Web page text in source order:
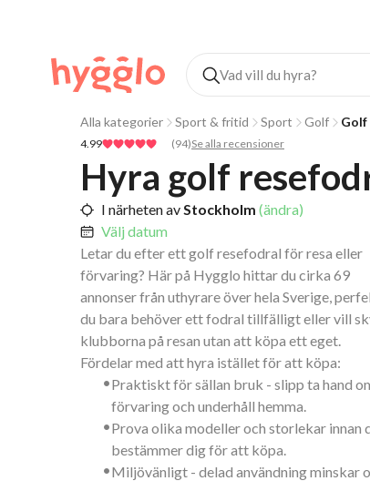
Alla kategorier Sport & fritid Sport Golf
4.99 (94)Se alla recensioner
Hyra golf
I närheten avStockholm (ändra)
Välj datum
Letar du efter ett golf resefodral för resa eller
förvaring? Här på Hygglo hittar du cirka 69
annonser från uthyrare över hela Sverige,
du bara behöver ett fodral tillfälligt eller vill
klubborna på resan utan att köpa ett eget.
Fördelar med att hyra istället för att köpa:
•Praktiskt för sällan bruk - slipp ta hand
förvaring och underhåll hemma.
•Prova olika modeller och storlekar innan
bestämmer dig för att köpa.
•Miljövänligt - delad användning minskar